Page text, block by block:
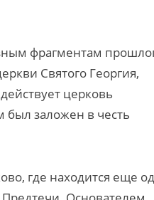
фрагментам
Святого Георгия,
церковь
был заложен в честь
где находится еще